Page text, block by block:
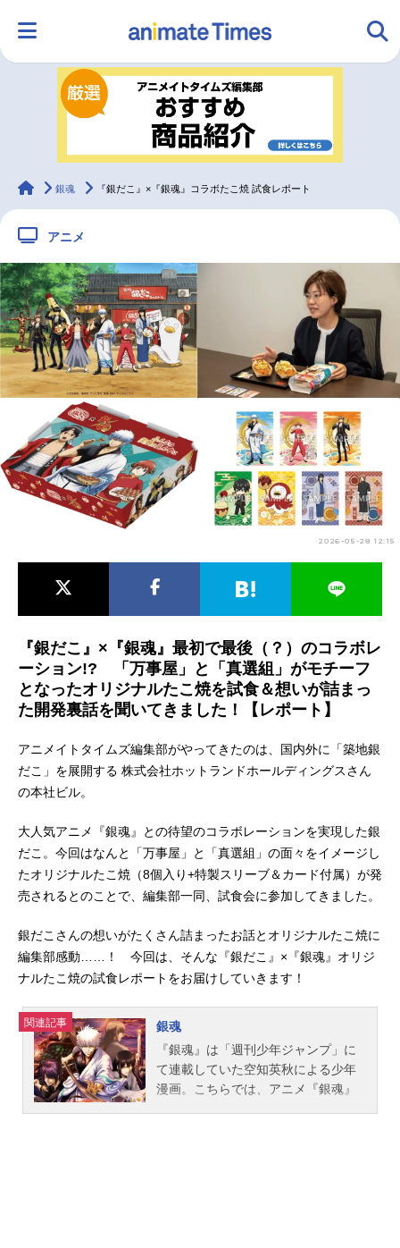
ランキング アニメ
ラジオ
2.5次元 配信・Vtuber 無料マンガ
最新記事一覧
アニメ記事一覧 声優記事一覧
アニメ映画一覧 実写化映画一覧
今期アニメ曜日別一覧
春アニメ 夏アニメ
男性声優/女性声優一覧
animateTimes
銀魂 『銀だこ』×『銀魂』コラボたこ焼 試食レポート
アニメ
2026-05-28 12:15
『銀だこ』×『銀魂』最初で最後（？）のコラボレ
ーション!? 「万事屋」と「真選組」がモチーフ
となったオリジナルたこ焼を試食＆想いが詰まっ
た開発裏話を聞いてきました！【レポート】
アニメイトタイムズ編集部がやってきたのは、国内外に「築地銀
だこ」を展開する 株式会社ホットランドホールディングスさん
の本社ビル。
大人気アニメ『銀魂』との待望のコラボレーションを実現した銀
だこ。今回はなんと「万事屋」と「真選組」の面々をイメージし
たオリジナルたこ焼（8個⼊り+特製スリーブ＆カード付属）が発
売されるとのことで、編集部一同、試食会に参加してきました。
銀だこさんの想いがたくさん詰まったお話とオリジナルたこ焼に
編集部感動……！ 今回は、そんな『銀だこ』×『銀魂』オリジ
ナルたこ焼の試食レポートをお届けしていきます！
関連記事
銀魂
『銀魂』は「週刊少年ジャンプ」に
て連載していた空知英秋による少年
漫画。こちらでは、アニメ『銀魂』